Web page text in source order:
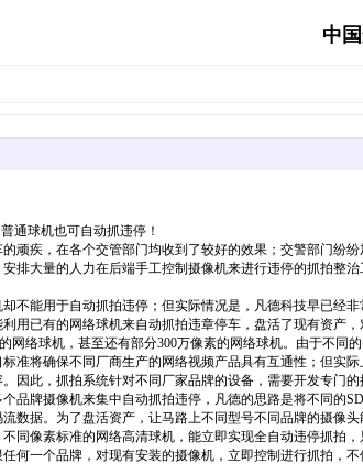
中
通球机也可自动抓违停！
顽疾，在各个交管部门均收到了较好的效果；交警部门纷
排大量的人力在后端手工控制摄像机来进行违停的抓拍整
不能用于自动抓拍违停；但实际情况是，凡德科技早已
用已有的网络球机来自动抓拍违章停车，盘活了现有资
网络球机，甚至还有部分300万像素的网络球机。由于不
准将确保不同厂商生产的网络视频产品具有互通性；但
因此，抓拍系统针对不同厂家品牌的设备，需要开发专
品牌摄像机来集中自动抓拍违停，凡德的思路是将不同
数据。为了盘活资产，让马路上不同型号不同品牌的摄像
同像素标准的网络高清球机，能立即实现全自动违停抓拍
何一个品牌，对现有安装的摄像机，立即控制进行抓拍